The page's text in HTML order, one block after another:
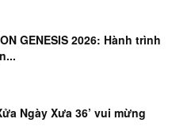
GENESIS 2026: Hành trình
Ngày Xưa 36’ vui mừng